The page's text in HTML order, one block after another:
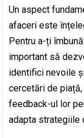
Un aspect
afaceri este
Pentru a-ți
important să
identifici nevoile
cercetări de
feedback-ul lor
adapta strategiile